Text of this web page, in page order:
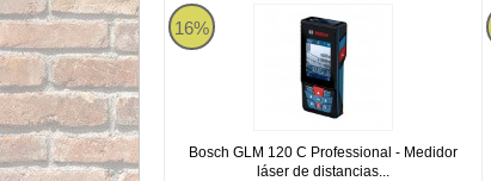
16%
Bosch GLM 120 C Professional - Medidor
láser de distancias...